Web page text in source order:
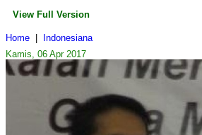
View Full Version
Home
Indonesiana
Kamis, 06 Apr 2017